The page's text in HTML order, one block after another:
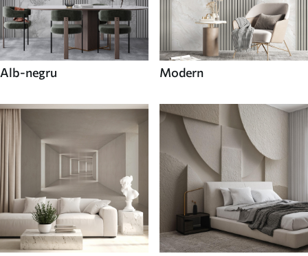
Alb-negru Modern